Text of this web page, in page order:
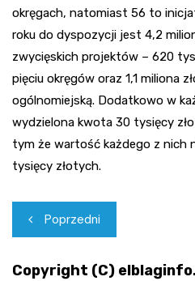
okręgach, natomiast 56 to
roku do dyspozycji jest 4,2
zwycięskich projektów – 620
pięciu okręgów oraz 1,1 miliona
ogólnomiejską. Dodatkowo w
wydzielona kwota 30 tysięcy
tym że wartość każdego z nich
tysięcy złotych.
Nawigacja
wpisu
Poprzedni
Copyright (C)